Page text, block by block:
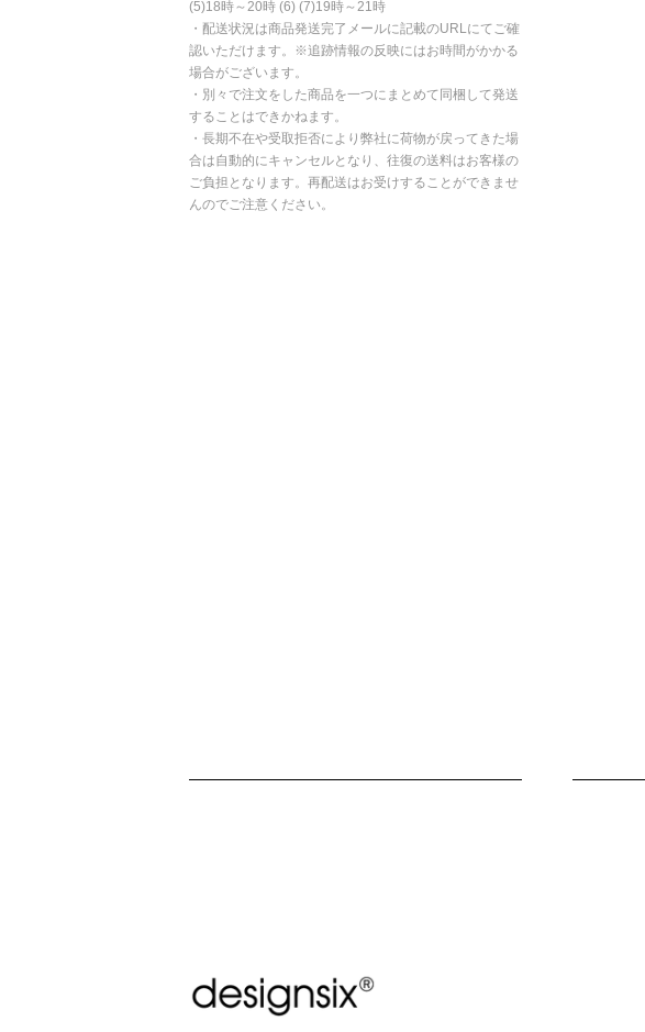
(5)18時～20時 (6) (7)19時～21時
・配送状況は商品発送完了メールに記載のURLにてご確
認いただけます。※追跡情報の反映にはお時間がかかる
場合がございます。
・別々で注文をした商品を一つにまとめて同梱して発送
することはできかねます。
・長期不在や受取拒否により弊社に荷物が戻ってきた場
合は自動的にキャンセルとなり、往復の送料はお客様の
ご負担となります。再配送はお受けすることができませ
んのでご注意ください。